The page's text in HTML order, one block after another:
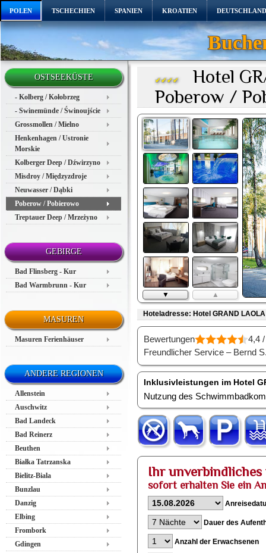
POLEN TSCHECHIEN SPANIEN KROATIEN DEUTSCHLAND
OSTSEEKÜSTE
- Kolberg / Kołobrzeg
- Swinemünde / Świnoujście
Grossmollen / Mielno
Henkenhagen / Ustronie
Morskie
Kolberger Deep / Dźwirzyno
Misdroy / Międzyzdroje
Neuwasser / Dąbki
Poberow / Pobierowo
Treptauer Deep / Mrzeżyno
GEBIRGE
Bad Flinsberg - Kur
Bad Warmbrunn - Kur
MASUREN
Masuren Ferienhäuser
ANDERE REGIONEN
Allenstein
Auschwitz
Bad Landeck
Bad Reinerz
Beuthen
Białka Tatrzanska
Bielitz-Biala
Bunzlau
Danzig
Elbing
Frombork
Gdingen
✔✔✔✔
Hotel
Poberow /
▼ ▲
Hoteladresse: Hotel GRAND
Bewertungen
4,4
Freundlicher Service – Bernd
Inklusivleistungen im Hotel
Nutzung des
Ihr unverbindliches
sofort erhalten Sie ein
Dauer des
Anzahl der Erwachsenen